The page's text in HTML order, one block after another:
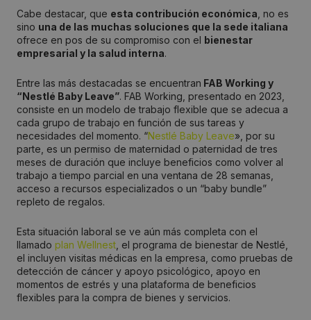
Cabe destacar, que esta contribución económica , no es
sino una de las muchas soluciones que la sede italiana
ofrece en pos de su compromiso con el bienestar
empresarial y la salud interna.
Entre las más destacadas se encuentran FAB Working y
“Nestlé Baby Leave”. FAB Working, presentado en 2023,
consiste en un modelo de trabajo flexible que se adecua a
cada grupo de trabajo en función de sus tareas y
necesidades del momento. “Nestlé Baby Leave», por su
parte, es un permiso de maternidad o paternidad de tres
meses de duración que incluye beneficios como volver al
trabajo a tiempo parcial en una ventana de 28 semanas,
acceso a recursos especializados o un “baby bundle”
repleto de regalos.
Esta situación laboral se ve aún más completa con el
llamado plan Wellnest , el programa de bienestar de Nestlé,
el incluyen visitas médicas en la empresa, como pruebas de
detección de cáncer y apoyo psicológico, apoyo en
momentos de estrés y una plataforma de beneficios
flexibles para la compra de bienes y servicios.